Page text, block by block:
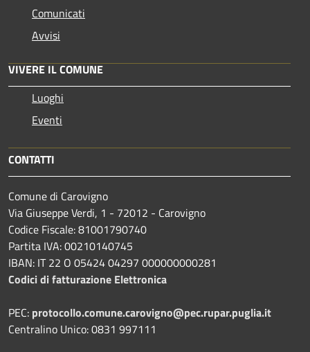
Comunicati
Avvisi
VIVERE IL COMUNE
Luoghi
Eventi
CONTATTI
Comune di Carovigno
Via Giuseppe Verdi, 1 - 72012 - Carovigno
Codice Fiscale: 81001790740
Partita IVA: 00210140745
IBAN: IT 22 O 05424 04297 000000000281
Codici di fatturazione Elettronica
PEC: protocollo.comune.carovigno@pec.rupar.puglia.it
Centralino Unico: 0831 997111